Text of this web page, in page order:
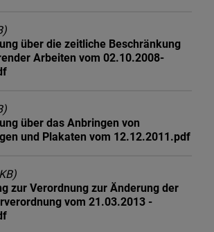
über die zeitliche Beschränkung
Arbeiten vom 02.10.2008-
über das Anbringen von
und Plakaten vom 12.12.2011.pdf
zur Verordnung zur Änderung der
vom 21.03.2013 -